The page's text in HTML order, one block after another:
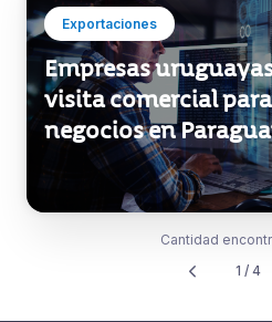
Exportaciones
Empresas
visita comercial
negocios en
Cantidad